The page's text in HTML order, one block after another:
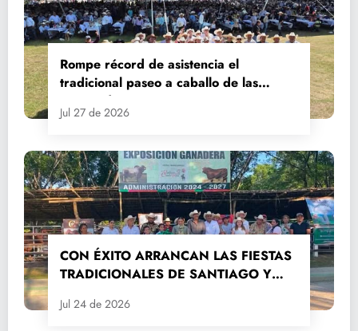
Rompe récord de asistencia el
tradicional paseo a caballo de las
Fiestas de Santiago y Santa Ana
Jul 27 de 2026
CON ÉXITO ARRANCAN LAS FIESTAS
TRADICIONALES DE SANTIAGO Y
Jul 24 de 2026